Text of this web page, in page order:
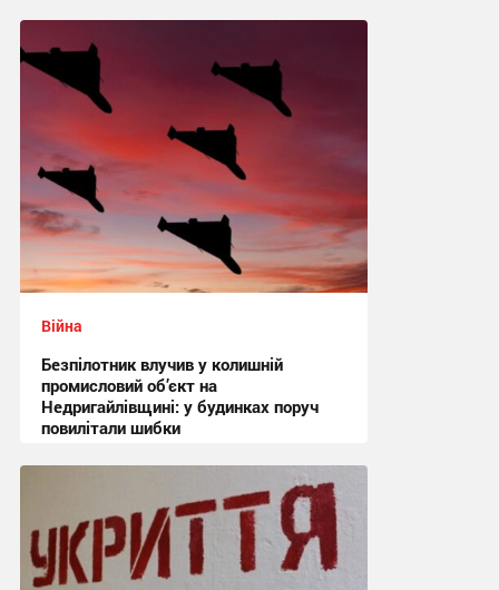
Війна
Безпілотник влучив у колишній
промисловий об’єкт на
Недригайлівщині: у будинках поруч
повилітали шибки